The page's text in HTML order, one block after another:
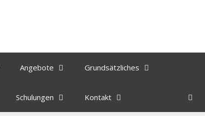
Angebote Grundsätzliches
Schulungen Kontakt